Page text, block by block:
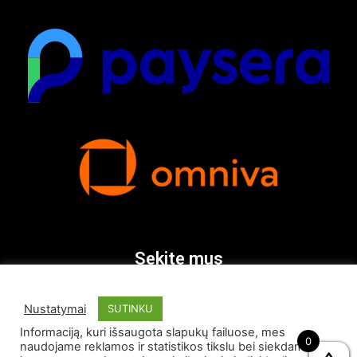
Sekite mus
Nustatymai SUTINKU
Informaciją, kuri išsaugota slapukų failuose, mes
naudojame reklamos ir statistikos tikslu bei siekdami0